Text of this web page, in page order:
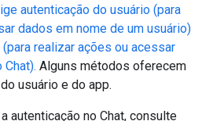
autenticação do usuário (para
dados em nome de um usuário)
realizar ações ou acessar
Alguns métodos oferecem
usuário e do app.
autenticação no Chat, consulte